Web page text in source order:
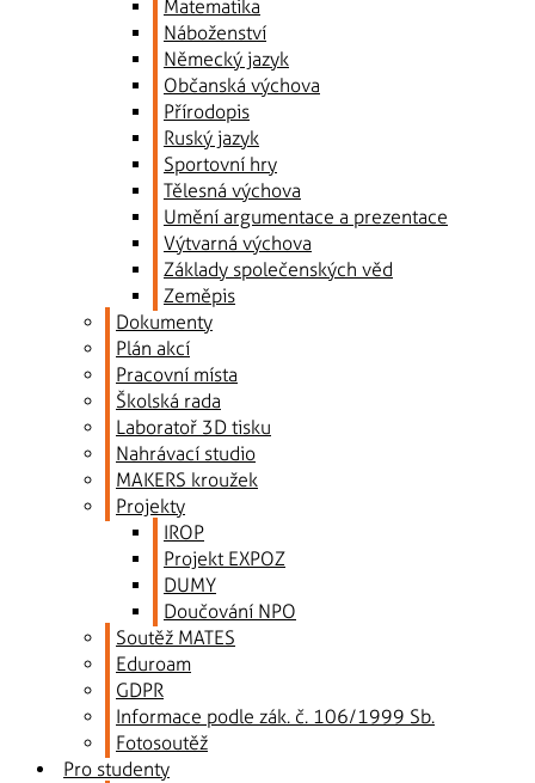
Matematika
Náboženství
Německý jazyk
Občanská výchova
Přírodopis
Ruský jazyk
Sportovní hry
Tělesná výchova
Umění argumentace a prezentace
Výtvarná výchova
Základy společenských věd
Zeměpis
Dokumenty
Plán akcí
Pracovní místa
Školská rada
Laboratoř 3D tisku
Nahrávací studio
MAKERS kroužek
Projekty
IROP
Projekt EXPOZ
DUMY
Doučování NPO
Soutěž MATES
Eduroam
GDPR
Informace podle zák. č. 106/1999 Sb.
Fotosoutěž
Pro studenty